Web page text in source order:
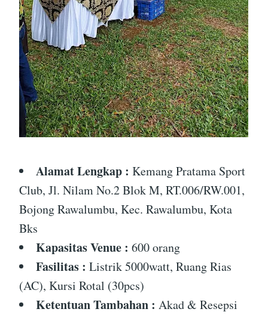
Alamat Lengkap : Kemang Pratama Sport
Club, Jl. Nilam No.2 Blok M, RT.006/RW.001,
Bojong Rawalumbu, Kec. Rawalumbu, Kota
Bks
Kapasitas Venue : 600 orang
Fasilitas : Listrik 5000watt, Ruang Rias
(AC), Kursi Rotal (30pcs)
Ketentuan Tambahan : Akad & Resepsi